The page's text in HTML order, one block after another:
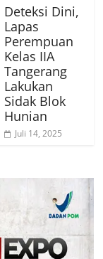
Deteksi Dini,
Lapas
Perempuan
Kelas IIA
Tangerang
Lakukan
Sidak Blok
Hunian
Juli 14, 2025